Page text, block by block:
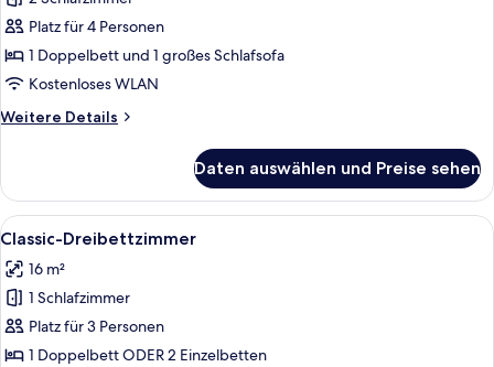
anzeigen
Platz für 4 Personen
1 Doppelbett und 1 großes Schlafsofa
Kostenloses WLAN
Weitere Details
Weitere
Daten auswählen und Preise sehen
Alle
Fotos
für
Classic-
Dreibettzimmer
anzeigen
Ein ordentlich bezogenes Bett mit
9
Classic-Dreibettzimmer
16 m²
1 Schlafzimmer
Platz für 3 Personen
1 Doppelbett ODER 2 Einzelbetten